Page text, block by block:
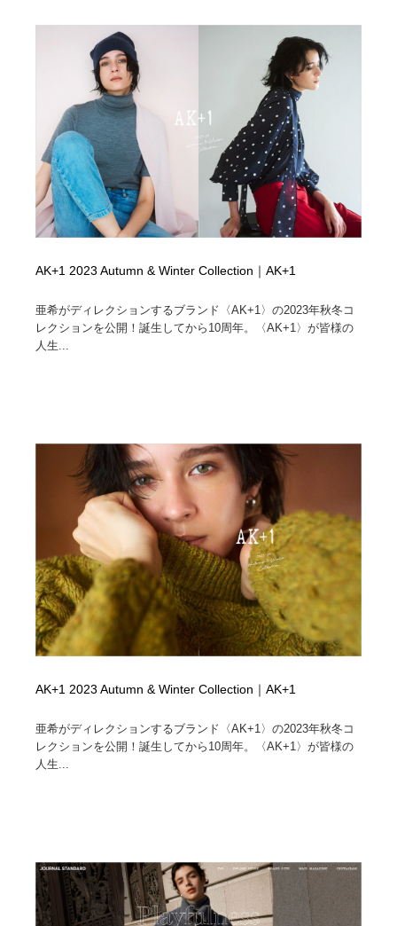
AK+1 2023 Autumn & Winter Collection｜AK+1
亜希がディレクションするブランド〈AK+1〉の2023年秋冬コ
レクションを公開！誕生してから10周年。〈AK+1〉が皆様の
人生...
AK+1 2023 Autumn & Winter Collection｜AK+1
亜希がディレクションするブランド〈AK+1〉の2023年秋冬コ
レクションを公開！誕生してから10周年。〈AK+1〉が皆様の
人生...